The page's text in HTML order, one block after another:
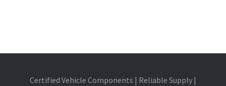
Certified Vehicle Components | Reliable Supply |